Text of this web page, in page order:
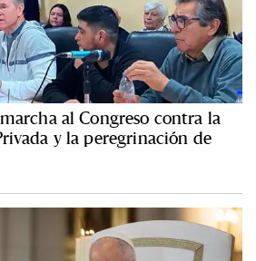
al Congreso contra la
y la peregrinación de